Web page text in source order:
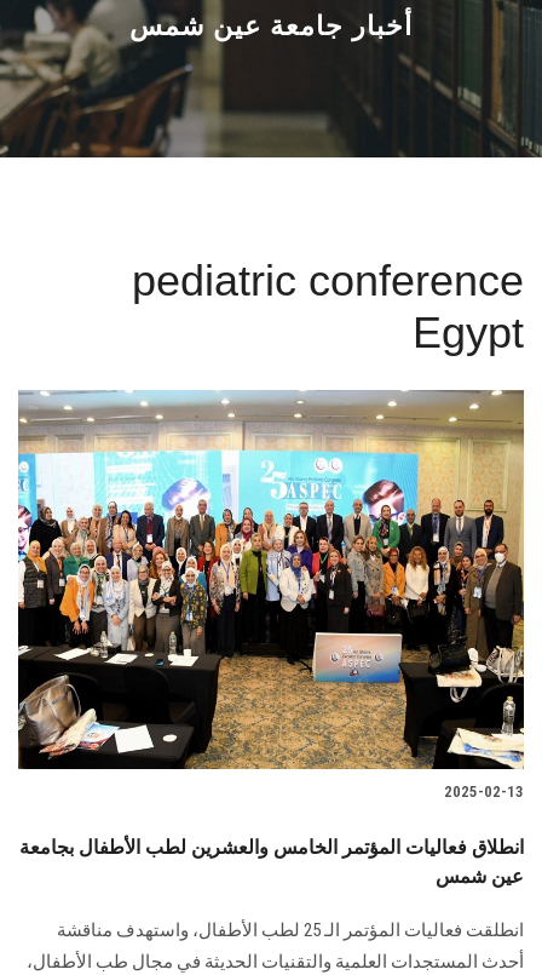
القطاعـات
الشئون الأكاديمية
البحث العلمي
المراكز والوحدات
الإعلام
تواصل معنا
الطلاب
هيئة التدريس
الدراسات العليا
الخريجين
سجل الان
أخبار جامعة عين شمس
pediatric conference
Egypt
2025-02-13
انطلاق فعاليات المؤتمر الخامس والعشرين لطب الأطفال بجامعة
عين شمس
انطلقت فعاليات المؤتمر الـ 25 لطب الأطفال، واستهدف مناقشة
أحدث المستجدات العلمية والتقنيات الحديثة في مجال طب الأطفال،